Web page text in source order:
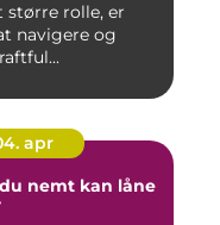
større rolle, er
navigere og
apr
nemt kan låne